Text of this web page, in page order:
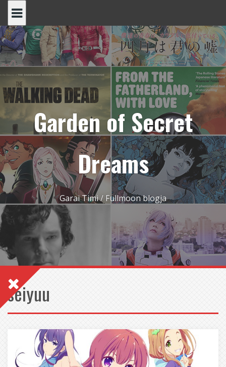
content
Garden of Secret
Dreams
Garai Timi / Fullmoon blogja
seiyuu